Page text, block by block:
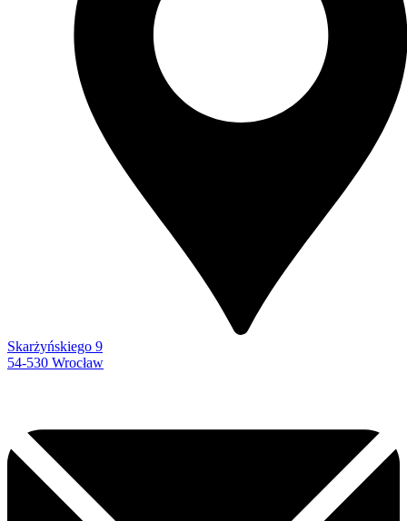
Skarżyńskiego 9
54-530 Wrocław